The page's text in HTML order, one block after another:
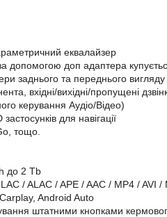
еквалайзер
допомогою доп адаптера
заднього та переднього вигляду
вхідні/вихідні/пропущені
керування Аудіо/Відео)
для навігації
тощо.
до 2 Tb
/ ALAC / APE / AAC / MP4 / AVI
Android Auto
штатними кнопками